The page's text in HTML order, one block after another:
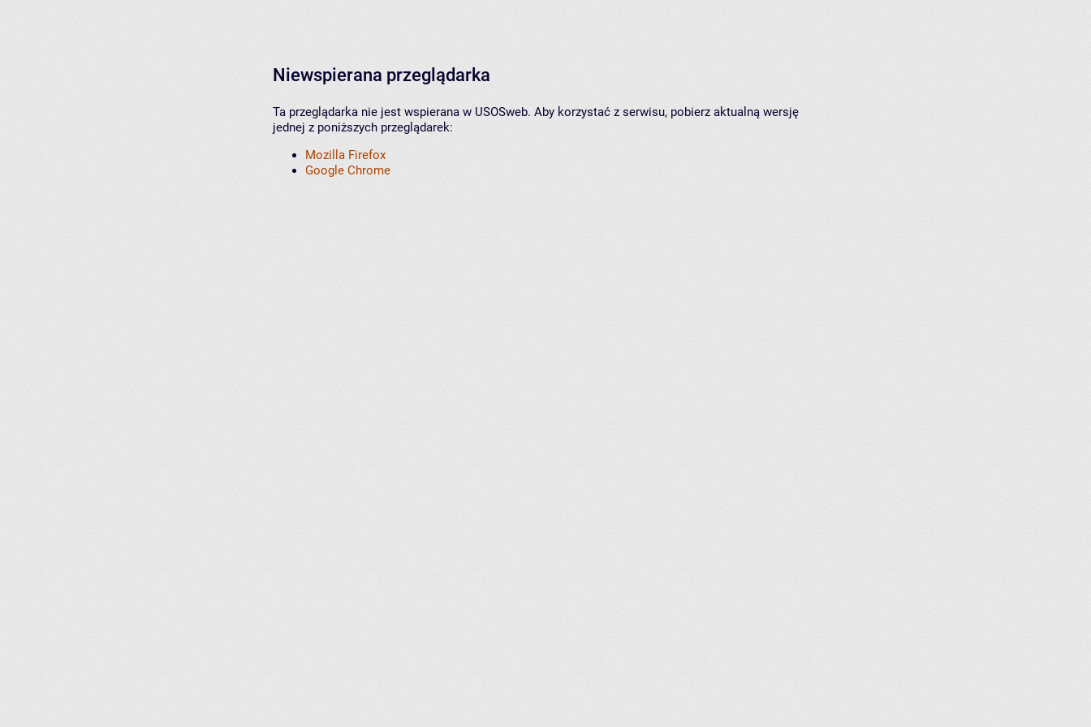
Niewspierana przeglądarka
Ta przeglądarka nie jest wspierana w USOSweb. Aby korzystać z serwisu, pobierz aktualną wersję
jednej z poniższych przeglądarek:
Mozilla Firefox
Google Chrome